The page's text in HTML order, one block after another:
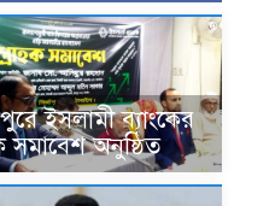
ইসলামী ব্যাংকের
সমাবেশ অনুষ্ঠিত